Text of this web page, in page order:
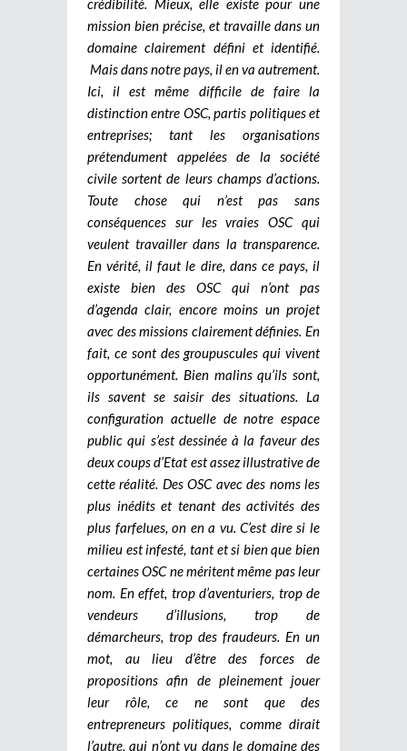
mission bien précise, et travaille dans un
domaine clairement défini et identifié.
Mais dans notre pays, il en va autrement.
Ici, il est même difficile de faire la
distinction entre OSC, partis politiques et
entreprises; tant les organisations
prétendument appelées de la société
civile sortent de leurs champs d’actions.
Toute chose qui n’est pas sans
conséquences sur les vraies OSC qui
veulent travailler dans la transparence.
En vérité, il faut le dire, dans ce pays, il
existe bien des OSC qui n’ont pas
d’agenda clair, encore moins un projet
avec des missions clairement définies. En
fait, ce sont des groupuscules qui vivent
opportunément. Bien malins qu’ils sont,
ils savent se saisir des situations. La
configuration actuelle de notre espace
public qui s’est dessinée à la faveur des
deux coups d’Etat est assez illustrative de
cette réalité. Des OSC avec des noms les
plus inédits et tenant des activités des
plus farfelues, on en a vu.C’est dire si le
milieu est infesté, tant et si bien que bien
certaines OSC ne méritent même pas leur
nom. En effet, trop d’aventuriers, trop de
vendeurs d’illusions, trop de
démarcheurs, trop des fraudeurs. En un
mot, au lieu d’être des forces de
propositions afin de pleinement jouer
leur rôle, ce ne sont que des
entrepreneurs politiques, comme dirait
l’autre, qui n’ont vu dans le domaine des